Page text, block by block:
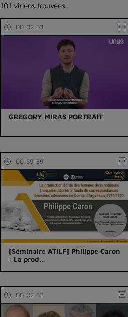
101 vidéos trouvées
00:02:33
GREGORY MIRAS PORTRAIT
00:59:39
[Séminaire ATILF] Philippe Caron
: La prod…
00:02:32